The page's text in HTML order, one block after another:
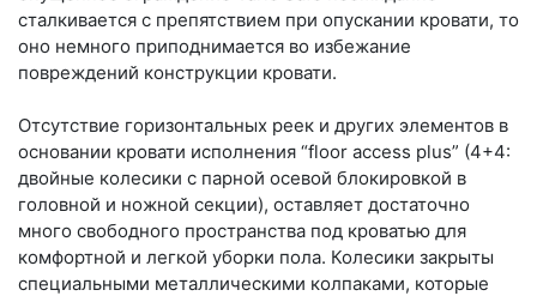
сталкивается с препятствием при опускании кровати, то
оно немного приподнимается во избежание
повреждений конструкции кровати.
Отсутствие горизонтальных реек и других элементов в
основании кровати исполнения “floor access plus” (4+4:
двойные колесики с парной осевой блокировкой в
головной и ножной секции), оставляет достаточно
много свободного пространства под кроватью для
комфортной и легкой уборки пола. Колесики закрыты
специальными металлическими колпаками, которые